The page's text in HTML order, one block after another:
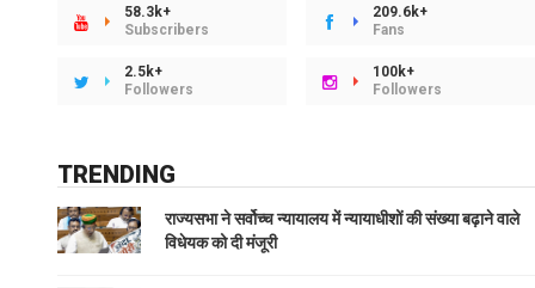
58.3k+
Subscribers
209.6k+
Fans
2.5k+
Followers
100k+
Followers
TRENDING
राज्यसभा ने सर्वोच्च न्यायालय में न्यायाधीशों की संख्या बढ़ाने वाले
विधेयक को दी मंजूरी